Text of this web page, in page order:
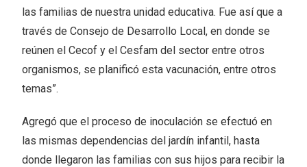
las familias de nuestra unidad educativa. Fue así que a
través de Consejo de Desarrollo Local, en donde se
reúnen el Cecof y el Cesfam del sector entre otros
organismos, se planificó esta vacunación, entre otros
temas”.
Agregó que el proceso de inoculación se efectuó en
las mismas dependencias del jardín infantil, hasta
donde llegaron las familias con sus hijos para recibir la